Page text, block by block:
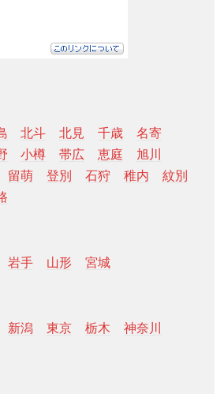
北斗 北見 千歳
名寄
小樽 帯広 恵庭
旭川
留萌 登別 石狩 稚内
紋別
岩手 山形 宮城
新潟 東京 栃木
神奈川